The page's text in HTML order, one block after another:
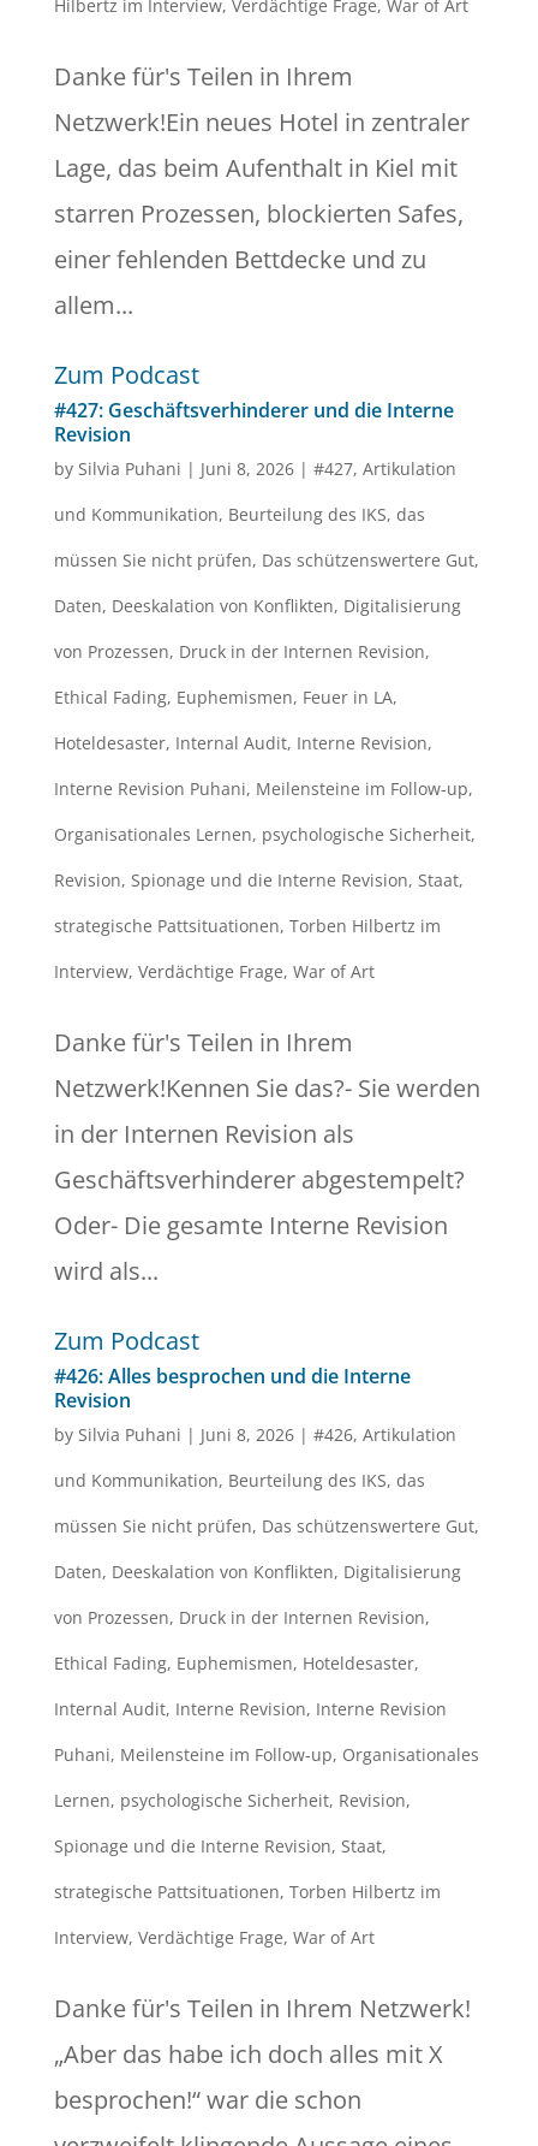
Hilbertz im Interview, Verdächtige Frage, War of Art
Danke für's Teilen in Ihrem
Netzwerk!Ein neues Hotel in zentraler
Lage, das beim Aufenthalt in Kiel mit
starren Prozessen, blockierten Safes,
einer fehlenden Bettdecke und zu
allem...
Zum Podcast
#427: Geschäftsverhinderer und die Interne
Revision
by Silvia Puhani | Juni 8, 2026| #427, Artikulation
und Kommunikation, Beurteilung des IKS, das
müssen Sie nicht prüfen, Das schützenswertere Gut,
Daten, Deeskalation von Konflikten, Digitalisierung
von Prozessen, Druck in der Internen Revision,
Ethical Fading, Euphemismen, Feuer in LA,
Hoteldesaster, Internal Audit, Interne Revision,
Interne Revision Puhani, Meilensteine im Follow-up,
Organisationales Lernen, psychologische Sicherheit,
Revision, Spionage und die Interne Revision, Staat,
strategische Pattsituationen, Torben Hilbertz im
Interview, Verdächtige Frage, War of Art
Danke für's Teilen in Ihrem
Netzwerk!Kennen Sie das?- Sie werden
in der Internen Revision als
Geschäftsverhinderer abgestempelt?
Oder- Die gesamte Interne Revision
wird als...
Zum Podcast
#426: Alles besprochen und die Interne
Revision
by Silvia Puhani | Juni 8, 2026| #426, Artikulation
und Kommunikation, Beurteilung des IKS, das
müssen Sie nicht prüfen, Das schützenswertere Gut,
Daten, Deeskalation von Konflikten, Digitalisierung
von Prozessen, Druck in der Internen Revision,
Ethical Fading, Euphemismen, Hoteldesaster,
Internal Audit, Interne Revision, Interne Revision
Puhani, Meilensteine im Follow-up, Organisationales
Lernen, psychologische Sicherheit, Revision,
Spionage und die Interne Revision, Staat,
strategische Pattsituationen, Torben Hilbertz im
Interview, Verdächtige Frage, War of Art
Danke für's Teilen in Ihrem Netzwerk!
„Aber das habe ich doch alles mit X
besprochen!“ war die schon